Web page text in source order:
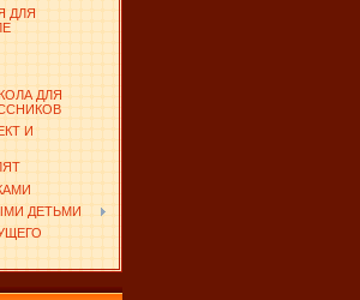
ДЛЯ
ДЛЯ
И
ДЕТЬМИ